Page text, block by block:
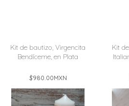
Kit de bautizo, Virgencita
Bendíceme, en Plata
$980.00MXN
Kit